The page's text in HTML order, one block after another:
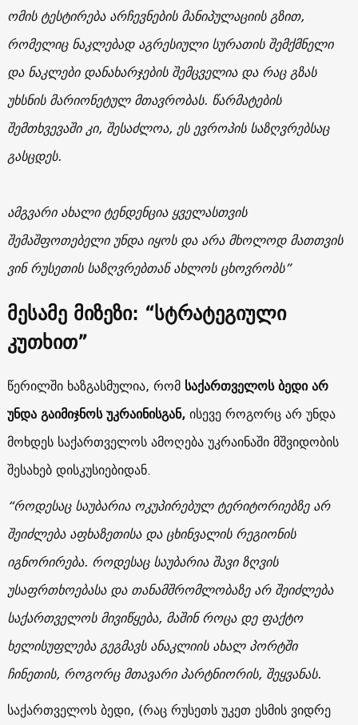
ომის ტესტირება არჩევნების მანიპულაციის გზით,
რომელიც ნაკლებად აგრესიული სურათის შემქმნელი
და ნაკლები დანახარჯების შემცველია და რაც გზას
უხსნის მარიონეტულ მთავრობას. წარმატების
შემთხვევაში კი, შესაძლოა, ეს ევროპის საზღვრებსაც
გასცდეს.
ამგვარი ახალი ტენდენცია ყველასთვის
შემაშფოთებელი უნდა იყოს და არა მხოლოდ მათთვის
ვინ რუსეთის საზღვრებთან ახლოს ცხოვრობს”
მესამე მიზეზი: “სტრატეგიული
კუთხით”
წერილში ხაზგასმულია, რომ საქართველოს ბედი არ
უნდა გაიმიჯნოს უკრაინისგან,ისევე როგორც არ უნდა
მოხდეს საქართველოს ამოღება უკრაინაში მშვიდობის
შესახებ დისკუსიებიდან.
“როდესაც საუბარია ოკუპირებულ ტერიტორიებზე არ
შეიძლება აფხაზეთისა და ცხინვალის რეგიონის
იგნორირება. როდესაც საუბარია შავი ზღვის
უსაფრთხოებასა და თანამშრომლობაზე არ შეიძლება
საქართველოს მივიწყება, მაშინ როცა დე ფაქტო
ხელისუფლება გეგმავს ანაკლიის ახალ პორტში
ჩინეთის, როგორც მთავარი პარტნიორის, შეყვანას.
საქართველოს ბედი, (რაც რუსეთს უკეთ ესმის ვიდრე